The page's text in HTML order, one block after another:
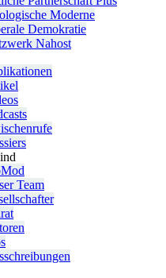
Moderne
Demokratie
Nahost
Team